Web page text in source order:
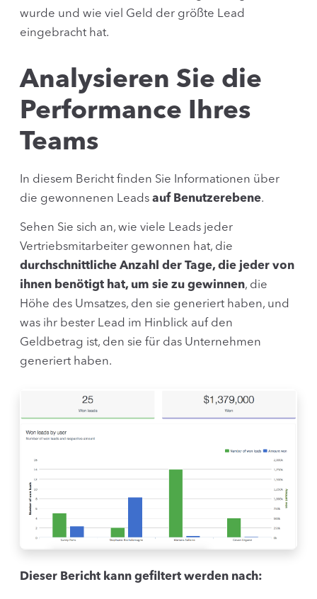
wurde und wie viel Geld der größte Lead
eingebracht hat.
Analysieren Sie die
Performance Ihres
Teams
In diesem Bericht finden Sie Informationen über
die gewonnenen Leads auf Benutzerebene.
Sehen Sie sich an, wie viele Leads jeder
Vertriebsmitarbeiter gewonnen hat, die
durchschnittliche Anzahl der Tage, die jeder von
ihnen benötigt hat, um sie zu gewinnen, die
Höhe des Umsatzes, den sie generiert haben, und
was ihr bester Lead im Hinblick auf den
Geldbetrag ist, den sie für das Unternehmen
generiert haben.
Dieser Bericht kann gefiltert werden nach: